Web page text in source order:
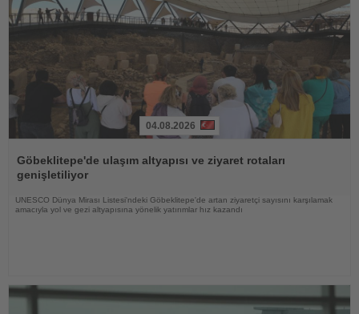
Oku
04.08.2026
Göbeklitepe'de ulaşım altyapısı ve ziyaret rotaları
genişletiliyor
UNESCO Dünya Mirası Listesi'ndeki Göbeklitepe'de artan ziyaretçi sayısını karşılamak
amacıyla yol ve gezi altyapısına yönelik yatırımlar hız kazandı